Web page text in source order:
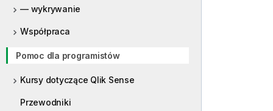
— wykrywanie
Współpraca
Pomoc dla programistów
Kursy dotyczące Qlik Sense
Przewodniki